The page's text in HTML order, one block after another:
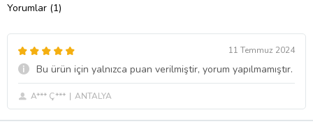
Yorumlar (1)
11 Temmuz 2024
Bu ürün için yalnızca puan verilmiştir, yorum yapılmamıştır.
A*** Ç*** ANTALYA